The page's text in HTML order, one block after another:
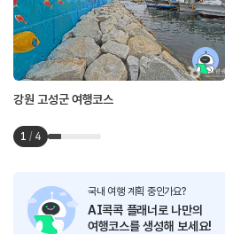
강원 고성군 여행코스
1 / 4
국내 여행 계획 중인가요?
AI콕콕 플래너로 나만의
여행코스를 생성해 보세요!